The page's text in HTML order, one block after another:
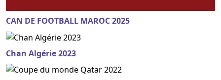
CAN DE FOOTBALL MAROC 2025
Chan Algérie 2023